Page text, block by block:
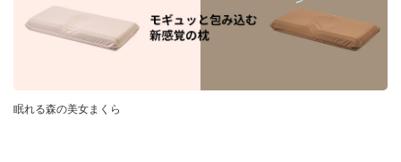
眠れる森の美女まくら